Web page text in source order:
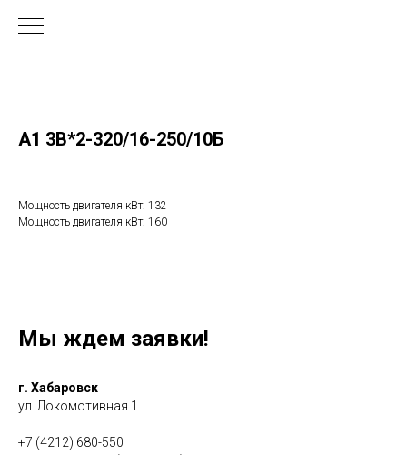
А1 3В*2-320/16-250/10Б
Мощность двигателя кВт: 132
Мощность двигателя кВт: 160
Мы ждем заявки!
г. Хабаровск
ул. Локомотивная 1
+7 (4212) 680-550